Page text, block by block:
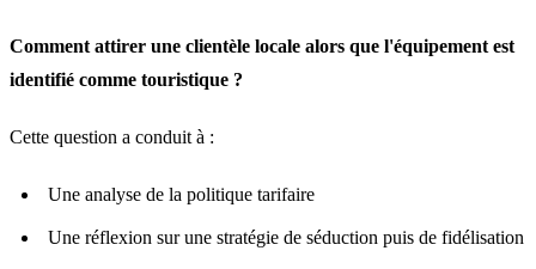
Comment attirer une clientèle locale alors que l'équipement est
identifié comme touristique ?
Cette question a conduit à :
Une analyse de la politique tarifaire
Une réflexion sur une stratégie de séduction puis de fidélisation